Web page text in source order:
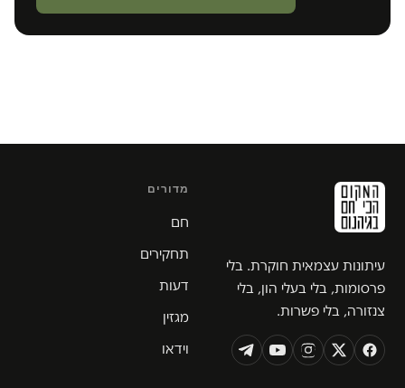
עיתונות עצמאית חוקרת. בלי
פרסומות, בלי בעלי הון, בלי
צנזורה, בלי פשרות.
מדורים
חם
תחקירים
דעות
מגזין
וידאו